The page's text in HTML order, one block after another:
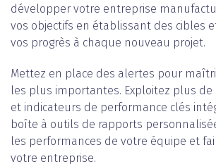
développer votre entreprise
vos objectifs en établissant des cibles
vos progrès à chaque nouveau projet.
Mettez en place des alertes pour
les plus importantes. Exploitez plus de
et indicateurs de performance clés
boîte à outils de rapports
les performances de votre équipe et
votre entreprise.